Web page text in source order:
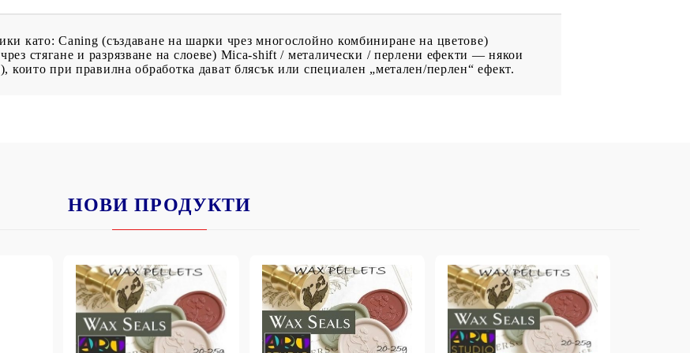
като: Caning (създаване на шарки чрез многослойно комбиниране на цветове)
стягане и разрязване на слоеве) Mica-shift / металически / перлени ефекти — някои
които при правилна обработка дават блясък или специален „метален/перлен“ ефект.
НОВИ ПРОДУКТИ